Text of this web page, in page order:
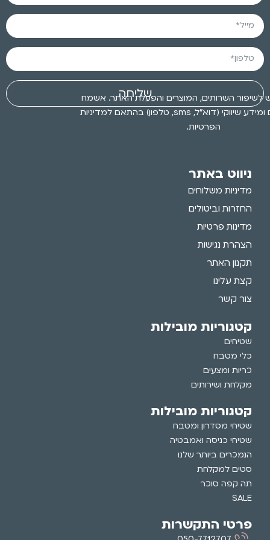
לשיפור השרותים, המוצרים והפעלת האתר. אשמח
לקבלת עדכונים ומידע שיווקי (דוא״ל, sms, טלפון) בהתאם למדיניות
הפרטיות.
שליחה
ניווט באתר
מדיניות משלוחים
החזרות וביטולים
מדינות פרטיות
הצהרת נגישות
תקנון האתר
קצת עלינו
צור קשר
קטגוריות מובילות
שטיחים
כלי מטבח
כריות ומצעים
מקלחת ושירותים
קטגוריות מובילות
שטיחי מסדרון ומטבח
שטיחי כניסה ואמבטיה
הנמכרים ביותר שלנו
סטים למקלחת
תה קפה סוכר
SALE
פרטי התקשרות